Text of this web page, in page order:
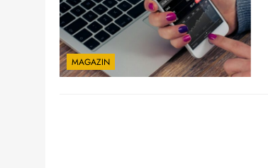
MAGAZIN